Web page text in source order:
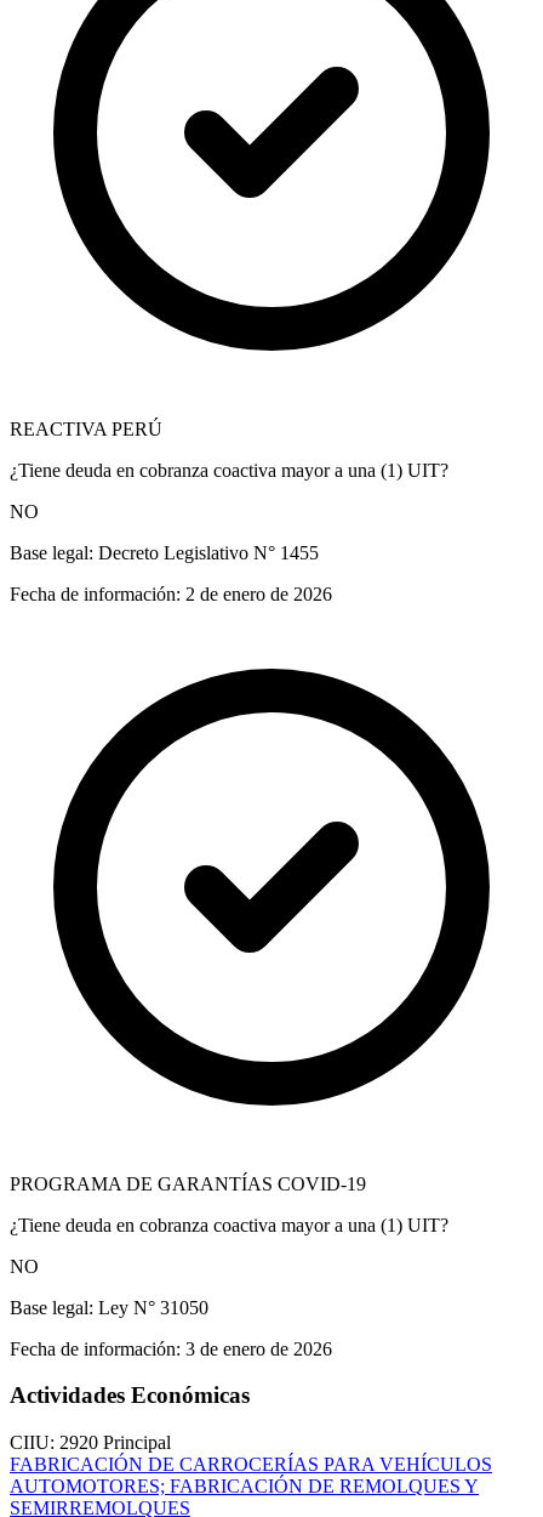
REACTIVA PERÚ
¿Tiene deuda en cobranza coactiva mayor a una (1) UIT?
NO
Base legal: Decreto Legislativo N° 1455
Fecha de información: 2 de enero de 2026
PROGRAMA DE GARANTÍAS COVID-19
¿Tiene deuda en cobranza coactiva mayor a una (1) UIT?
NO
Base legal: Ley N° 31050
Fecha de información: 3 de enero de 2026
Actividades Económicas
CIIU: 2920 Principal
FABRICACIÓN DE CARROCERÍAS PARA VEHÍCULOS
AUTOMOTORES; FABRICACIÓN DE REMOLQUES Y
SEMIRREMOLQUES